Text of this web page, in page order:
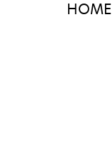
HOME